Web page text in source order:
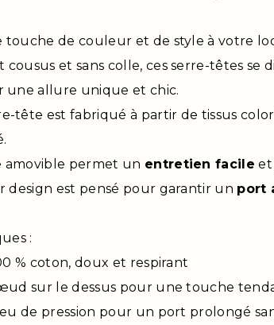
touche de couleur et de style à votre
cousus et sans colle, ces serre-têtes se
une allure unique et chic.
tête est fabriqué à partir de tissus
amovible permet un entretien facile et
design est pensé pour garantir un port
:
% coton, doux et respirant
sur le dessus pour une touche
de pression pour un port prolongé